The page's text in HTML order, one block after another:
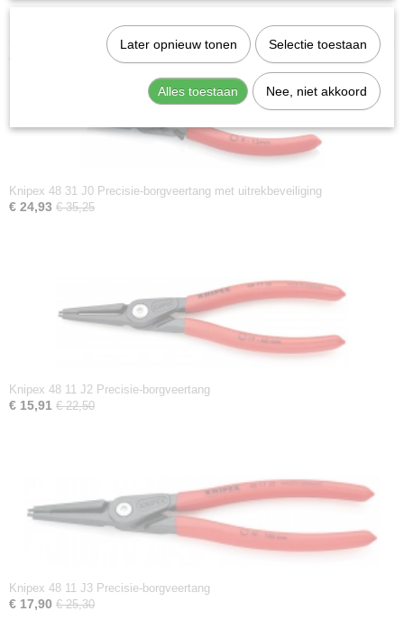
Ook interessant
Knipex 48 31 J0 Precisie-borgveertang met uitrekbeveiliging
€ 24,93 € 35,25
Knipex 48 11 J2 Precisie-borgveertang
€ 15,91 € 22,50
Knipex 48 11 J3 Precisie-borgveertang
€ 17,90 € 25,30
Later opnieuw tonen Selectie toestaan
Alles toestaan Nee, niet akkoord